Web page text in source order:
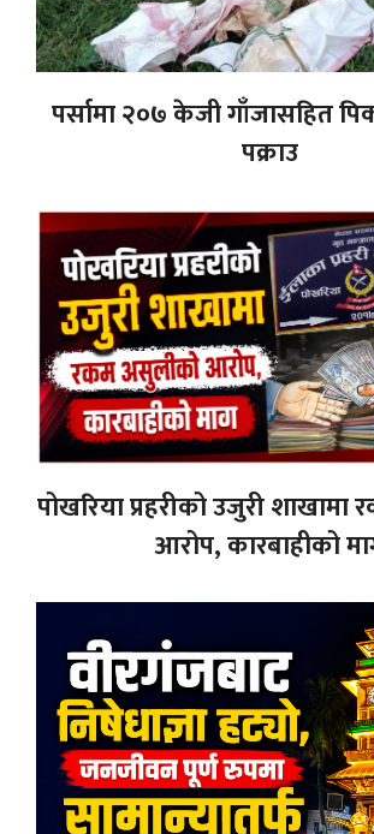
पर्सामा २०७ केजी गाँजासहित
पक्राउ
पोखरिया प्रहरीको उजुरी
आरोप, कारबाहीको